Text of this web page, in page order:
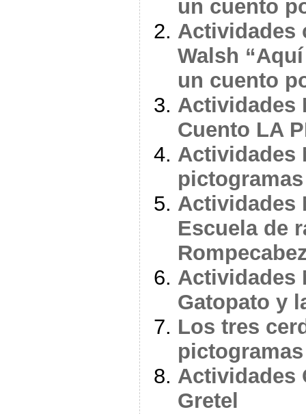
un cuento
Actividades
Walsh
un cuento
Actividades
Cuento LA
Actividades
pictogramas
Actividades
Escuela de
Actividades
Gatopato y
Los tres
pictogramas
Actividades
Gretel